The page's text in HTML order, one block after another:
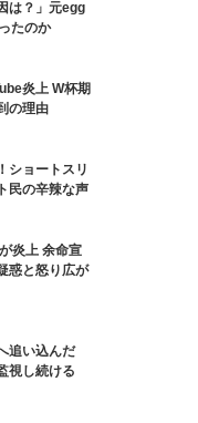
は？」元egg
たのか
炎上 W杯期
の理由
ショートスリ
民の辛辣な声
炎上 余命宣
惑と怒り広が
追い込んだ
視し続ける